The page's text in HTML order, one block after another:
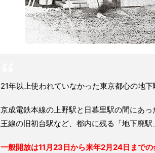
21年以上使われていなかった東京都心の地
京成電鉄本線の上野駅と日暮里駅の間にあ
王線の旧初台駅など、都内に残る「地下廃
一般開放は11月23日から来年2月24日まで